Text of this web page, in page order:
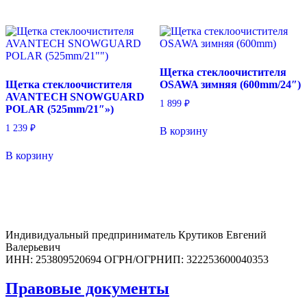
Щетка стеклоочистителя
AVANTECH SNOWGUARD
POLAR (525mm/21″»)
1 239 ₽
В корзину
Щетка стеклоочистителя
OSAWA зимняя (600mm/24″)
1 899 ₽
В корзину
Индивидуальный предприниматель Крутиков Евгений
Валерьевич
ИНН: 253809520694 ОГРН/ОГРНИП: 322253600040353
Правовые документы